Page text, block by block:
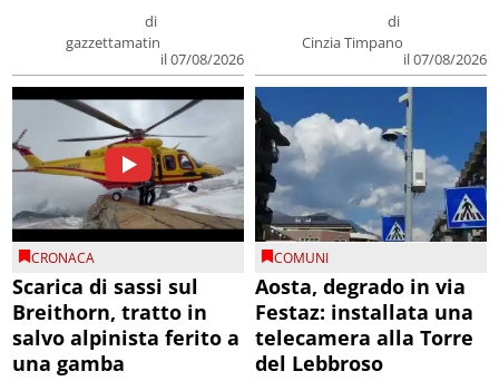
di
gazzettamatin
il 07/08/2026
di
Cinzia Timpano
il 07/08/2026
CRONACA
Scarica di sassi sul
Breithorn, tratto in
salvo alpinista ferito a
una gamba
COMUNI
Aosta, degrado in via
Festaz: installata una
telecamera alla Torre
del Lebbroso